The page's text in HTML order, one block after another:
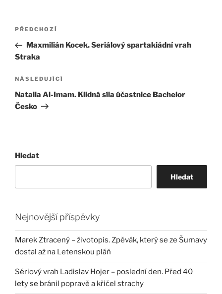
Navigace
příspěvek
Předchozí
příspěvek
PŘEDCHOZÍ
Maxmilián Kocek. Seriálový spartakiádní vrah
Straka
Následující
příspěvek
NÁSLEDUJÍCÍ
Natalia Al-Imam. Klidná síla účastnice Bachelor
Česko
Hledat
Hledat
Nejnovější příspěvky
Marek Ztracený – životopis. Zpěvák, který se ze Šumavy
dostal až na Letenskou pláň
Sériový vrah Ladislav Hojer – poslední den. Před 40
lety se bránil popravě a křičel strachy